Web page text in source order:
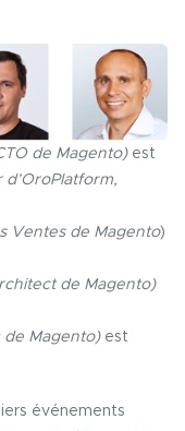
de Magento)est
d’OroPlatform,
Ventes de Magento)
de Magento)
de Magento)est
événements